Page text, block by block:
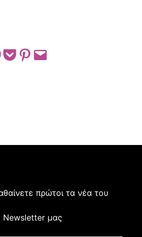
SMS
Share on Pocket
Share on Pinterest
Email this Page
πρώτοι τα νέα του
Newsletter μας